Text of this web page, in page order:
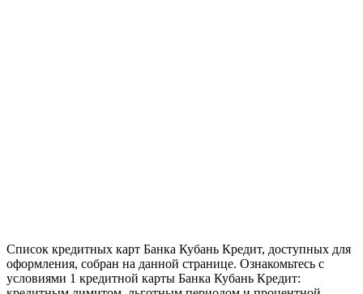
Список кредитных карт Банка Кубань Кредит, доступных для
оформления, собран на данной странице. Ознакомьтесь с
условиями 1 кредитной карты Банка Кубань Кредит: